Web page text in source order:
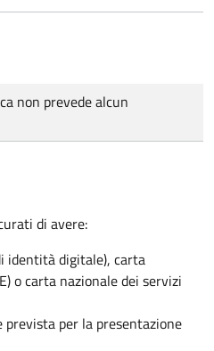
non prevede alcun
di avere:
identità digitale), carta
o carta nazionale dei servizi
per la presentazione